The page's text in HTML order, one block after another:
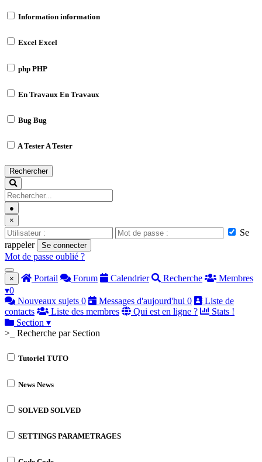
Information information
Excel Excel
php PHP
En Travaux En Travaux
Bug Bug
A TesterA Tester
Rechercher
●
×
Se
rappeler
Se connecter
Mot de passe oublié ?
× Portail Forum Calendrier Recherche
Membres
▾0
Nouveaux sujets 0 Messages d'aujourd'hui 0
Liste de
contacts
Liste des membres Qui est en ligne ?
Stats !
Section ▾
>_ Recherche par Section
Tutoriel TUTO
News News
SOLVED SOLVED
SETTINGS PARAMETRAGES